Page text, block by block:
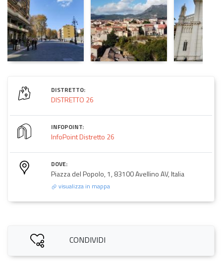
DISTRETTO:
DISTRETTO 26
INFOPOINT:
InfoPoint Distretto 26
DOVE:
Piazza del Popolo, 1, 83100 Avellino AV, Italia
visualizza in mappa
CONDIVIDI